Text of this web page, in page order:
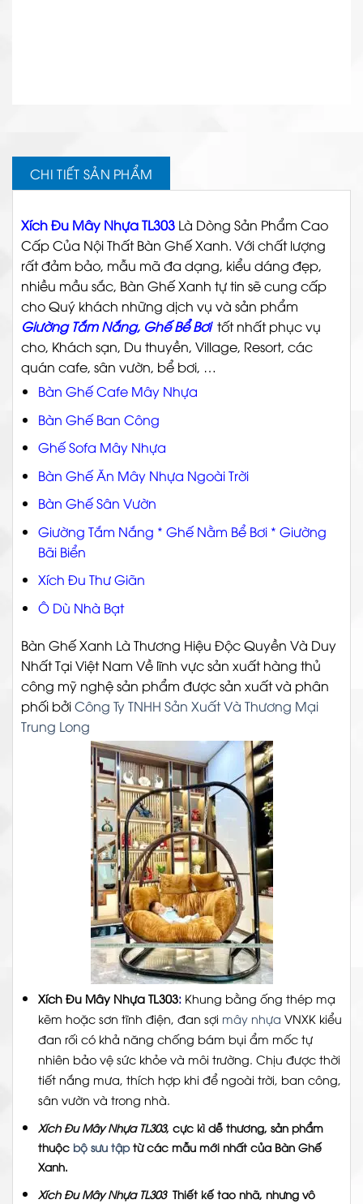
CHI TIẾT SẢN PHẨM
Xích Đu Mây Nhựa TL303 Là Dòng Sản Phẩm Cao
Cấp Của Nội Thất Bàn Ghế Xanh. Với chất lượng
rất đảm bảo, mẫu mã đa dạng, kiểu dáng đẹp,
nhiều mầu sắc, Bàn Ghế Xanh tự tin sẽ cung cấp
cho Quý khách những dịch vụ và sản phẩm
Giường Tắm Nắng, Ghế Bể Bơi tốt nhất phục vụ
cho, Khách sạn, Du thuyền, Village, Resort, các
quán cafe, sân vườn, bể bơi, …
Bàn Ghế Cafe Mây Nhựa
Bàn Ghế Ban Công
Ghế Sofa Mây Nhựa
Bàn Ghế Ăn Mây Nhựa Ngoài Trời
Bàn Ghế Sân Vườn
Giường Tắm Nắng * Ghế Nằm Bể Bơi* Giường
Bãi Biển
Xích Đu Thư Giãn
Ô Dù Nhà Bạt
Bàn Ghế Xanh Là Thương Hiệu Độc Quyền Và Duy
Nhất Tại Việt Nam Về lĩnh vực sản xuất hàng thủ
công mỹ nghệ sản phẩm được sản xuất và phân
phối bởiCông Ty TNHH Sản Xuất Và Thương Mại
Trung Long
Xích Đu Mây Nhựa TL303: Khung bằng ống thép mạ
kẽm hoặc sơn tĩnh điện, đan sợi mây nhựa VNXK kiểu
đan rối có khả năng chống bám bụi ẩm mốc tự
nhiên bảo vệ sức khỏe và môi trường. Chịu được thời
tiết nắng mưa, thích hợp khi để ngoài trời, ban công,
sân vườn và trong nhà.
Xích Đu Mây Nhựa TL303, cực kì dễ thương, sản phẩm
thuộc bộ sưu tậptừ các mẫu mới nhất của Bàn Ghế
Xanh.
Xích Đu Mây Nhựa TL303Thiết kế tao nhã, nhưng vô